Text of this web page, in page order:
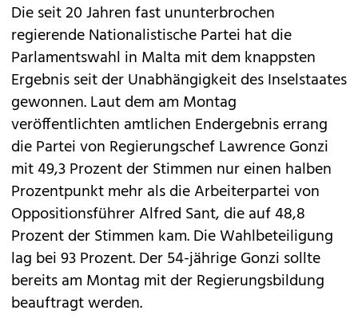
Die seit 20 Jahren fast ununterbrochen
regierende Nationalistische Partei hat die
Parlamentswahl in Malta mit dem knappsten
Ergebnis seit der Unabhängigkeit des Inselstaates
gewonnen. Laut dem am Montag
veröffentlichten amtlichen Endergebnis errang
die Partei von Regierungschef Lawrence Gonzi
mit 49,3 Prozent der Stimmen nur einen halben
Prozentpunkt mehr als die Arbeiterpartei von
Oppositionsführer Alfred Sant, die auf 48,8
Prozent der Stimmen kam. Die Wahlbeteiligung
lag bei 93 Prozent. Der 54-jährige Gonzi sollte
bereits am Montag mit der Regierungsbildung
beauftragt werden.